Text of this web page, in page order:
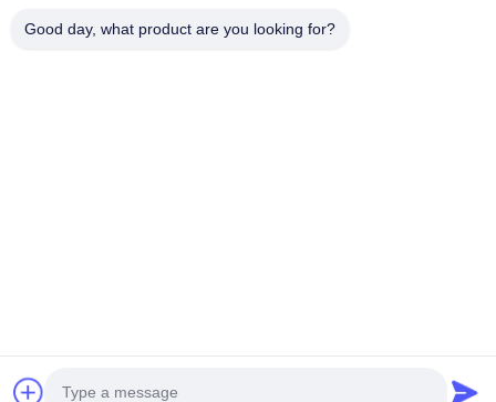
Startseite
Produkte
Good day, what product are you looking for?